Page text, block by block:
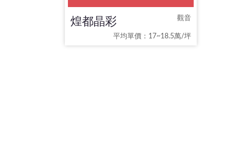
煌都晶彩 觀音
平均單價：17~18.5萬/坪